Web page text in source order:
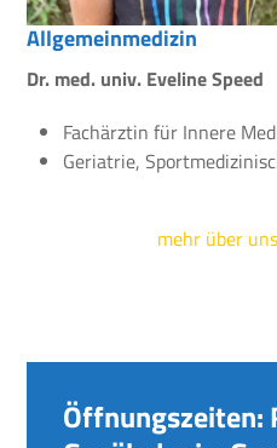
Allgemeinmedizin
Dr. med. univ. Eveline Speed
Fachärztin für Innere
Geriatrie,
mehr über
Öffnungszeiten: